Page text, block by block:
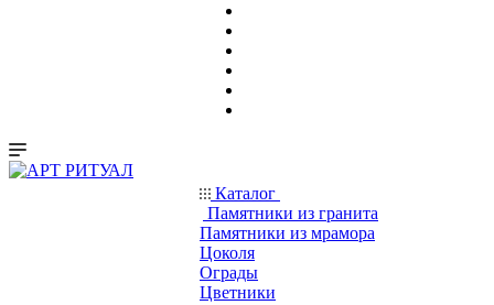
Каталог
Памятники из гранита
Памятники из мрамора
Цоколя
Ограды
Цветники